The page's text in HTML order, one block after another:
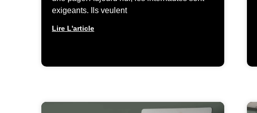
exigeants. Ils veulent
Lire L'article